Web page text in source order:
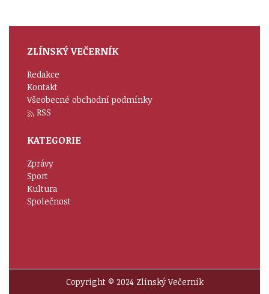
ZLÍNSKÝ VEČERNÍK
Redakce
Kontakt
Všeobecné obchodní podmínky
RSS
KATEGORIE
Zprávy
Sport
Kultura
Společnost
Copyright © 2024 Zlínský Večerník